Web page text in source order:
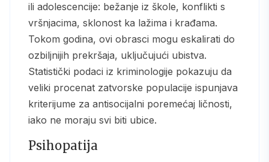
ili adolescencije: bežanje iz škole, konflikti s
vršnjacima, sklonost ka lažima i krađama.
Tokom godina, ovi obrasci mogu eskalirati do
ozbiljnijih prekršaja, uključujući ubistva.
Statistički podaci iz kriminologije pokazuju da
veliki procenat zatvorske populacije ispunjava
kriterijume za antisocijalni poremećaj ličnosti,
iako ne moraju svi biti ubice.
Psihopatija